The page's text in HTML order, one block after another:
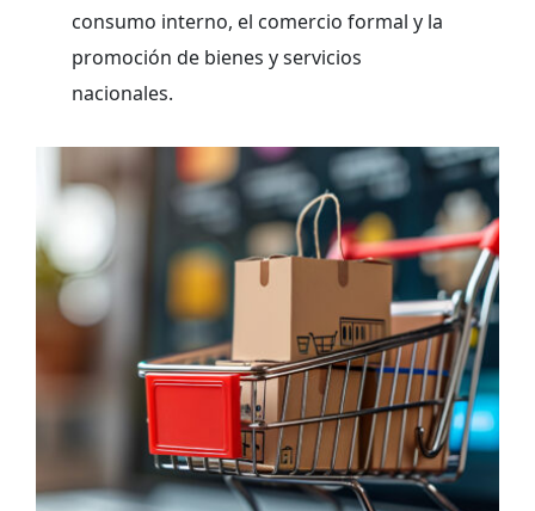
consumo interno, el comercio formal y la
promoción de bienes y servicios
nacionales.